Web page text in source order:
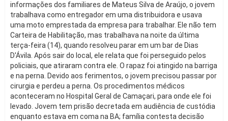
informações dos familiares de Mateus Silva de Araújo, o jovem
trabalhava como entregador em uma distribuidora e usava
uma moto emprestada da empresa para trabalhar. Ele não tem
Carteira de Habilitação, mas trabalhava na noite da última
terça-feira (14), quando resolveu parar em um bar de Dias
D'Ávila. Após sair do local, ele relata que foi perseguido pelos
policiais, que atiraram contra ele. O rapaz foi atingido na barriga
e na perna. Devido aos ferimentos, o jovem precisou passar por
cirurgia e perdeu a perna. Os procedimentos médicos
aconteceram no Hospital Geral de Camaçari, para onde ele foi
levado. Jovem tem prisão decretada em audiência de custódia
enquanto estava em coma na BA; família contesta decisão